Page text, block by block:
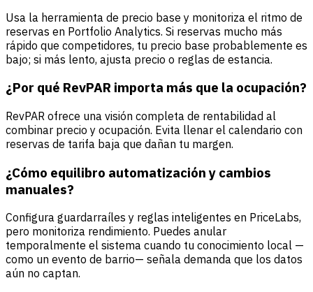
Usa la herramienta de precio base y monitoriza el ritmo de
reservas en Portfolio Analytics. Si reservas mucho más
rápido que competidores, tu precio base probablemente es
bajo; si más lento, ajusta precio o reglas de estancia.
¿Por qué RevPAR importa más que la ocupación?
RevPAR ofrece una visión completa de rentabilidad al
combinar precio y ocupación. Evita llenar el calendario con
reservas de tarifa baja que dañan tu margen.
¿Cómo equilibro automatización y cambios
manuales?
Configura guardarraíles y reglas inteligentes en PriceLabs,
pero monitoriza rendimiento. Puedes anular
temporalmente el sistema cuando tu conocimiento local —
como un evento de barrio— señala demanda que los datos
aún no captan.